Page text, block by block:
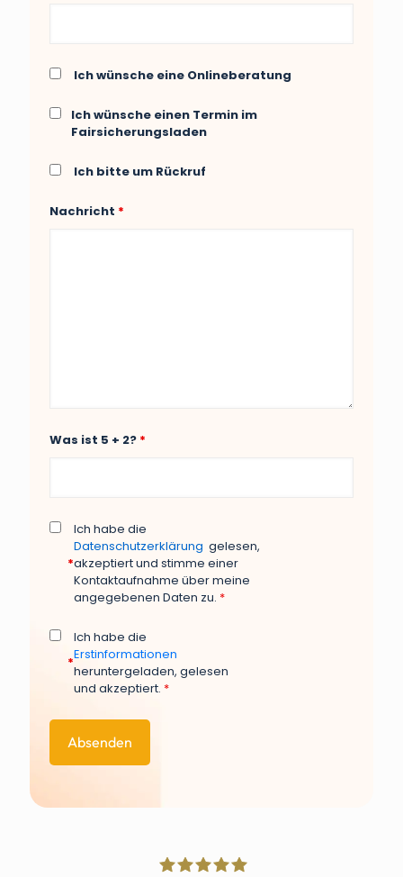
Ich wünsche eine Onlineberatung
Ich wünsche einen Termin im
Fairsicherungsladen
Ich bitte um Rückruf
Nachricht *
Was ist 5 + 2? *
*
Ich habe die
Datenschutzerklärung gelesen,
akzeptiert und stimme einer
Kontaktaufnahme über meine
angegebenen Daten zu. *
*
Ich habe die
Erstinformationen
heruntergeladen, gelesen
und akzeptiert. *